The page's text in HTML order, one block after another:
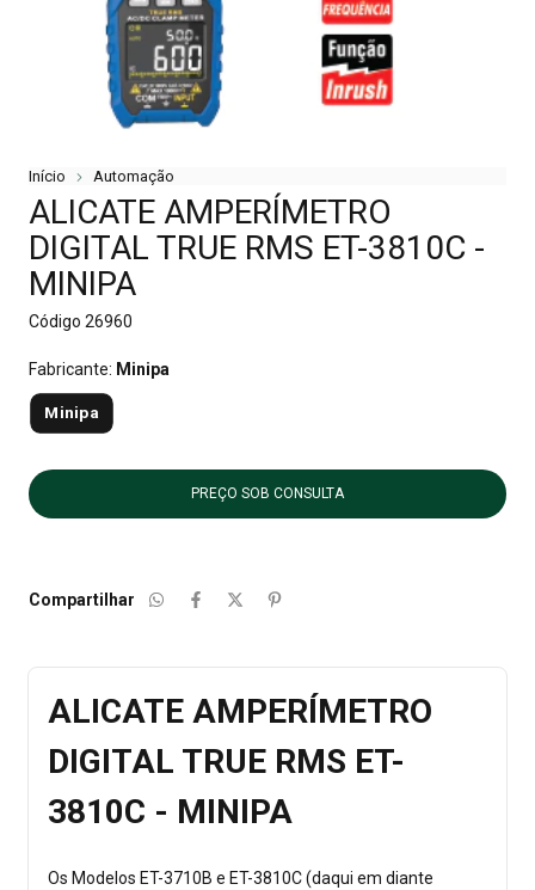
Início Automação
ALICATE AMPERÍMETRO
DIGITAL TRUE RMS ET-3810C -
MINIPA
Código 26960
Fabricante: Minipa
Minipa
Compartilhar
ALICATE AMPERÍMETRO
DIGITAL TRUE RMS ET-
3810C - MINIPA
Os Modelos ET-3710B e ET-3810C (daqui em diante